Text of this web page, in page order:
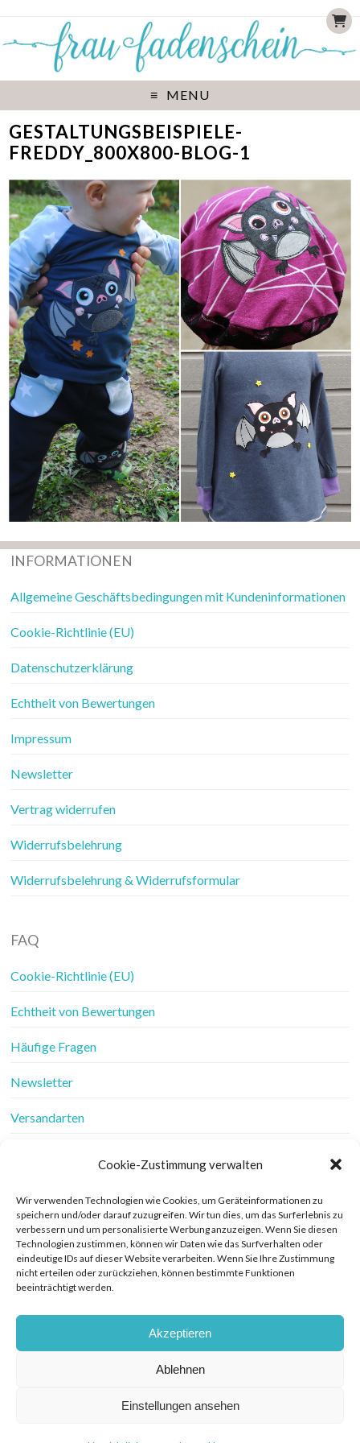
Cookie-Zustimmung verwalten
Wir verwenden Technologien wie Cookies, um Geräteinformationen zu
speichern und/oder darauf zuzugreifen. Wir tun dies, um das Surferlebnis zu
verbessern und um personalisierte Werbung anzuzeigen. Wenn Sie diesen
Technologien zustimmen, können wir Daten wie das Surfverhalten oder
eindeutige IDs auf dieser Website verarbeiten. Wenn Sie Ihre Zustimmung
nicht erteilen oder zurückziehen, können bestimmte Funktionen
beeinträchtigt werden.
Akzeptieren
Ablehnen
Einstellungen ansehen
MENU
GESTALTUNGSBEISPIELE-
FREDDY_800X800-BLOG-1
INFORMATIONEN
Allgemeine Geschäftsbedingungen mit Kundeninformationen
Cookie-Richtlinie (EU)
Datenschutzerklärung
Echtheit von Bewertungen
Impressum
Newsletter
Vertrag widerrufen
Widerrufsbelehrung
Widerrufsbelehrung & Widerrufsformular
FAQ
Cookie-Richtlinie (EU)
Echtheit von Bewertungen
Häufige Fragen
Newsletter
Versandarten
Werbung
Widerrufsbelehrung
Zahlungsarten
© COPYRIGHT FRAU FADENSCHEIN 2019. THEME BY BLUCHIC